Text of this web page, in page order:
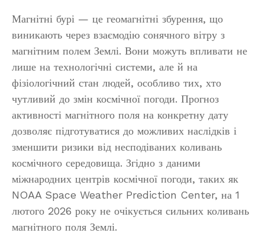
Магнітні бурі — це геомагнітні збурення, що
виникають через взаємодію сонячного вітру з
магнітним полем Землі. Вони можуть впливати не
лише на технологічні системи, але й на
фізіологічний стан людей, особливо тих, хто
чутливий до змін космічної погоди. Прогноз
активності магнітного поля на конкретну дату
дозволяє підготуватися до можливих наслідків і
зменшити ризики від несподіваних коливань
космічного середовища. Згідно з даними
міжнародних центрів космічної погоди, таких як
NOAA Space Weather Prediction Center, на 1
лютого 2026 року не очікується сильних коливань
магнітного поля Землі.